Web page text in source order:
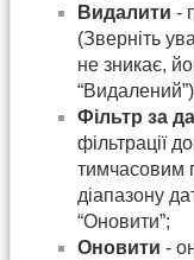
Видалити -
(Зверніть
не зникає,
Фільтр за
фільтрації
тимчасовим
діапазону
“Оновити”;
Оновити -